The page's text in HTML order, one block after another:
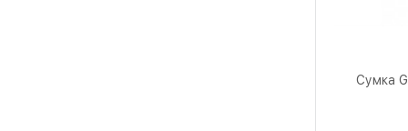
Сумка